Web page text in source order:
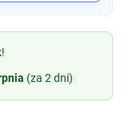
(za 2 dni)